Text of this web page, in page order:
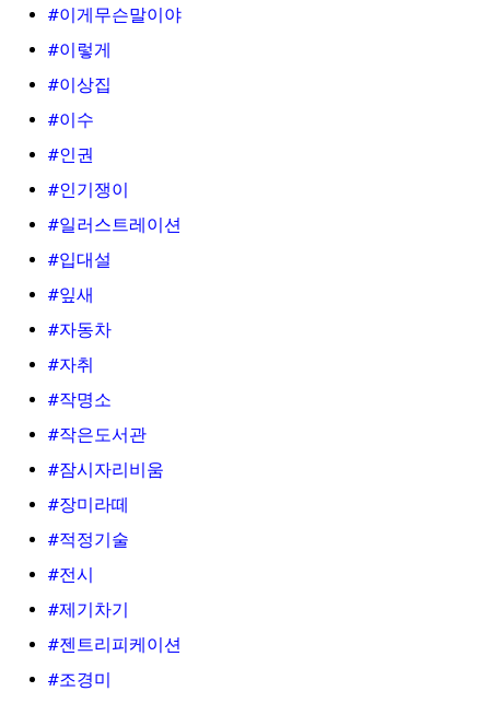
#이게무슨말이야
#이렇게
#이상집
#이수
#인권
#인기쟁이
#일러스트레이션
#입대설
#잎새
#자동차
#자취
#작명소
#작은도서관
#잠시자리비움
#장미라떼
#적정기술
#전시
#제기차기
#젠트리피케이션
#조경미